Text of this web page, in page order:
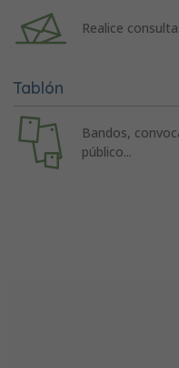
Realice
Tablón
Bandos,
público...